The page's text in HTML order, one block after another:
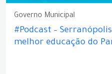
Governo Municipal
#Podcast –
melhor educação do